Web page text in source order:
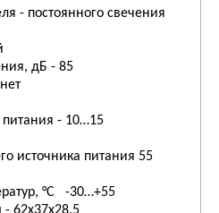
- постоянного свечения
дБ - 85
питания - 10…15
источника питания 55
°С -30…+55